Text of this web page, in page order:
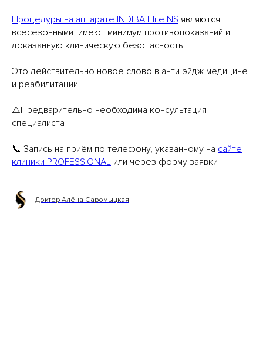
Процедуры на аппарате INDIBA Elite NS являются
всесезонными, имеют минимум противопоказаний и
доказанную клиническую безопасность
Это действительно новое слово в анти-эйдж медицине
и реабилитации
⚠️Предварительно необходима консультация
специалиста
📞 Запись на приём по телефону, указанному на сайте
клиники PROFESSIONAL или через форму заявки
Доктор Алёна Саромыцкая